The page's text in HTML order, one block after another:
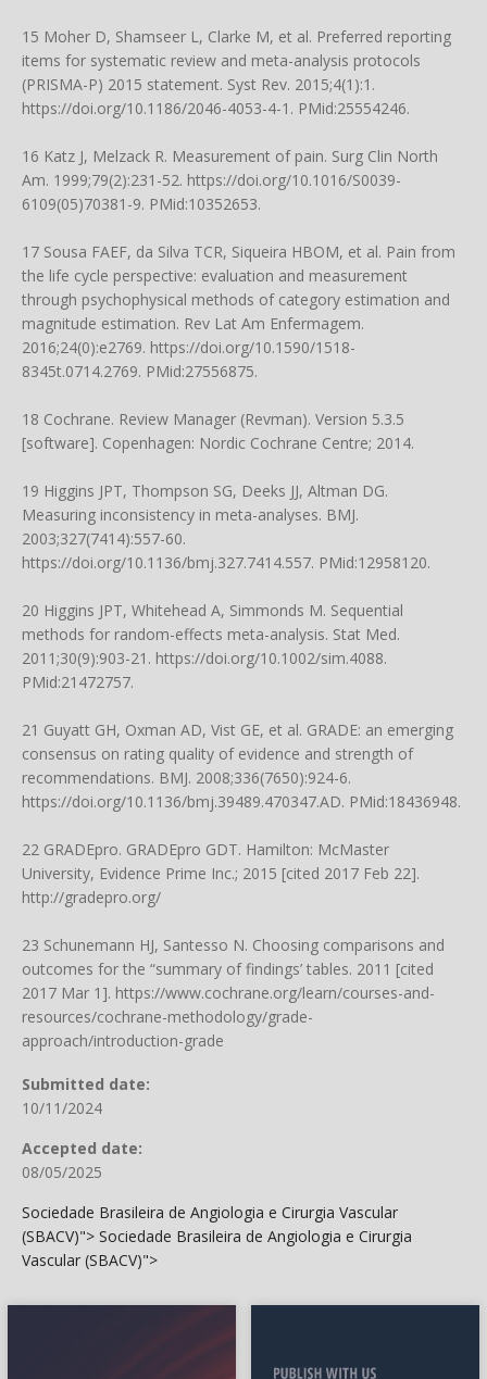
15 Moher D, Shamseer L, Clarke M, et al. Preferred reporting
items for systematic review and meta-analysis protocols
(PRISMA-P) 2015 statement. Syst Rev. 2015;4(1):1.
https://doi.org/10.1186/2046-4053-4-1 . PMid:25554246.
16 Katz J, Melzack R. Measurement of pain. Surg Clin North
Am. 1999;79(2):231-52. https://doi.org/10.1016/S0039-
6109(05)70381-9. PMid:10352653.
17 Sousa FAEF, da Silva TCR, Siqueira HBOM, et al. Pain from
the life cycle perspective: evaluation and measurement
through psychophysical methods of category estimation and
magnitude estimation. Rev Lat Am Enfermagem.
2016;24(0):e2769. https://doi.org/10.1590/1518-
8345t.0714.2769. PMid:27556875.
18 Cochrane. Review Manager (Revman). Version 5.3.5
[software]. Copenhagen: Nordic Cochrane Centre; 2014.
19 Higgins JPT, Thompson SG, Deeks JJ, Altman DG.
Measuring inconsistency in meta-analyses. BMJ.
2003;327(7414):557-60.
https://doi.org/10.1136/bmj.327.7414.557. PMid:12958120.
20 Higgins JPT, Whitehead A, Simmonds M. Sequential
methods for random-effects meta-analysis. Stat Med.
2011;30(9):903-21. https://doi.org/10.1002/sim.4088.
PMid:21472757.
21 Guyatt GH, Oxman AD, Vist GE, et al. GRADE: an emerging
consensus on rating quality of evidence and strength of
recommendations. BMJ. 2008;336(7650):924-6.
https://doi.org/10.1136/bmj.39489.470347.AD. PMid:18436948.
22 GRADEpro. GRADEpro GDT. Hamilton: McMaster
University, Evidence Prime Inc.; 2015 [cited 2017 Feb 22].
http://gradepro.org/
23 Schunemann HJ, Santesso N. Choosing comparisons and
outcomes for the “summary of findings’ tables. 2011 [cited
2017 Mar 1]. https://www.cochrane.org/learn/courses-and-
resources/cochrane-methodology/grade-
approach/introduction-grade
Submitted date:
10/11/2024
Accepted date:
08/05/2025
Sociedade Brasileira de Angiologia e Cirurgia Vascular
(SBACV)"> Sociedade Brasileira de Angiologia e Cirurgia
Vascular (SBACV)">